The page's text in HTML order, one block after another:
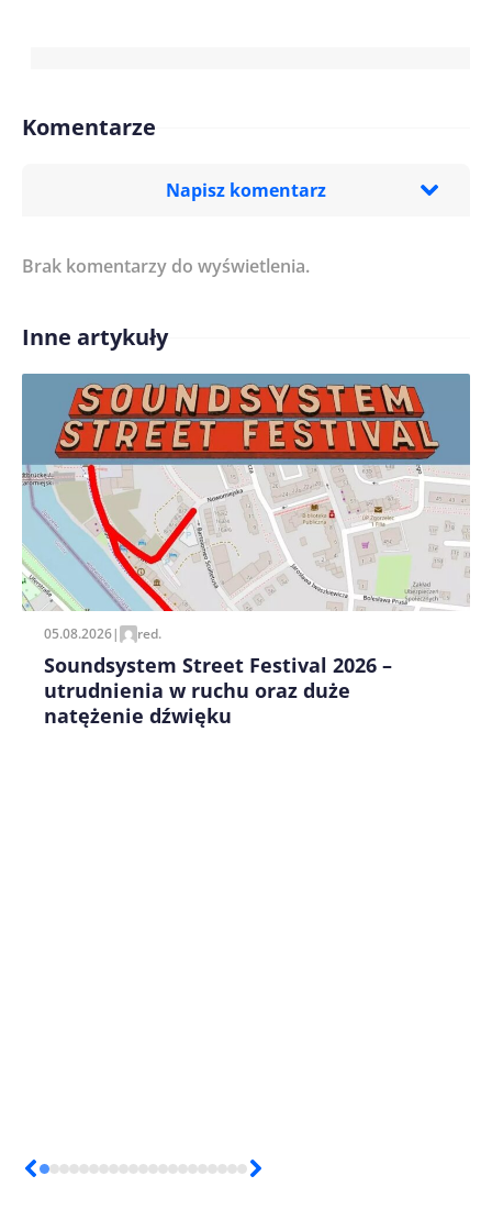
Komentarze
Napisz komentarz
Treść komentarza*
Imię/ Nick*
Zapamiętaj moje dane w tej przeglądarce podczas
pisania kolejnych komentarzy.
Brak komentarzy do wyświetlenia.
Inne artykuły
05.08.2026| red.
Soundsystem Street Festival 2026 –
utrudnienia w ruchu oraz duże
natężenie dźwięku